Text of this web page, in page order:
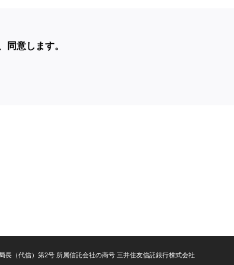
同意します。
（代信）第2号 所属信託会社の商号 三井住友信託銀行株式会社